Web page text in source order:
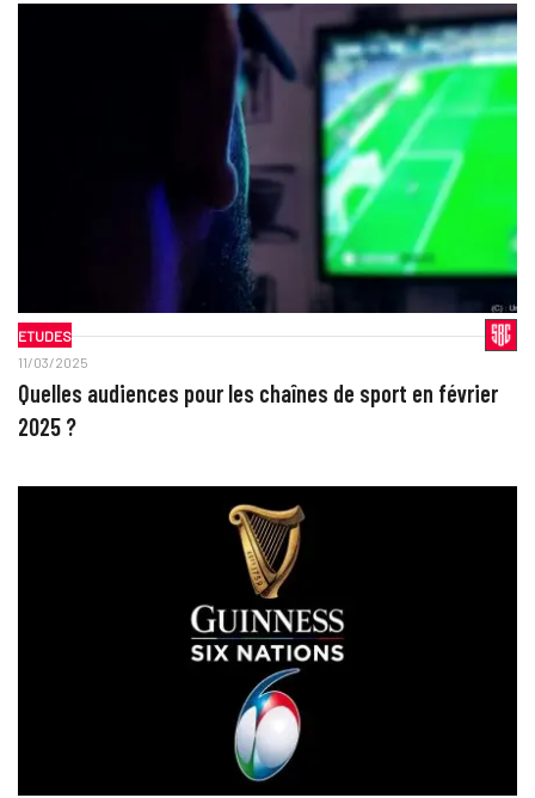
ETUDES
11/03/2025
Quelles audiences pour les chaînes de sport en février
2025 ?